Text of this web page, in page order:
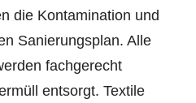
die Kontamination und
Sanierungsplan. Alle
fachgerecht
entsorgt. Textile